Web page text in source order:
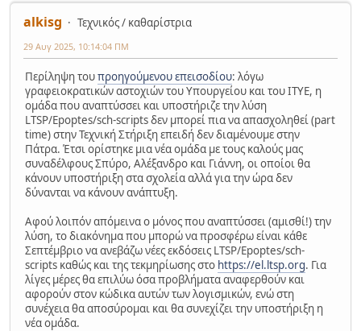
alkisg Τεχνικός / καθαρίστρια
29 Αυγ 2025, 10:14:04 ΠΜ
Περίληψη τουπροηγούμενου επεισοδίου: λόγω
γραφειοκρατικών αστοχιών του Υπουργείου και του ΙΤΥΕ, η
ομάδα που αναπτύσσει και υποστήριζε την λύση
LTSP/Epoptes/sch-scripts δεν μπορεί πια να απασχοληθεί (part
time) στην Τεχνική Στήριξη επειδή δεν διαμένουμε στην
Πάτρα. Έτσι ορίστηκε μια νέα ομάδα με τους καλούς μας
συναδέλφους Σπύρο, Αλέξανδρο και Γιάννη, οι οποίοι θα
κάνουν υποστήριξη στα σχολεία αλλά για την ώρα δεν
δύνανται να κάνουν ανάπτυξη.
Αφού λοιπόν απόμεινα ο μόνος που αναπτύσσει (αμισθί!) την
λύση, το διακόνημα που μπορώ να προσφέρω είναι κάθε
Σεπτέμβριο να ανεβάζω νέες εκδόσεις LTSP/Epoptes/sch-
scripts καθώς και της τεκμηρίωσης στο https://el.ltsp.org. Για
λίγες μέρες θα επιλύω όσα προβλήματα αναφερθούν και
αφορούν στον κώδικα αυτών των λογισμικών, ενώ στη
συνέχεια θα αποσύρομαι και θα συνεχίζει την υποστήριξη η
νέα ομάδα.